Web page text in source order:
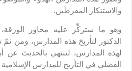
والاستنكار المفرطَين.
وهو ما ستركِّز عليه محاور الورقة،
الدكتور لتأريخ هذه المدارس، ومن
لهذه المدارس، لتنتهي بالحديث عن
الفضلي في التأريخ للمدارس